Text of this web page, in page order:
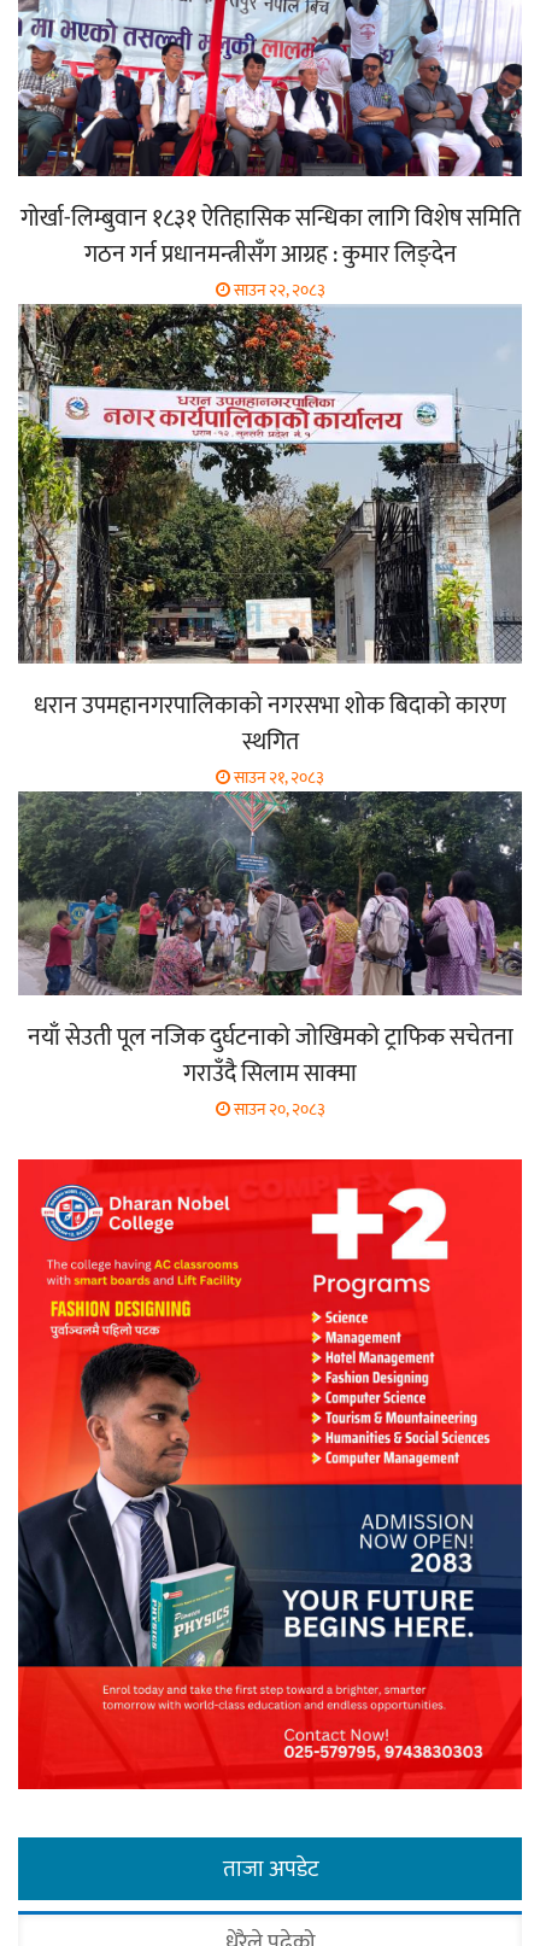
गोर्खा-लिम्बुवान १८३१ ऐतिहासिक सन्धिका लागि विशेष समिति
गठन गर्न प्रधानमन्त्रीसँग आग्रह : कुमार लिङ्देन
साउन २२, २०८३
धरान उपमहानगरपालिकाको नगरसभा शोक बिदाको कारण
स्थगित
साउन २१, २०८३
नयाँ सेउती पूल नजिक दुर्घटनाको जोखिमको ट्राफिक सचेतना
गराउँदै सिलाम साक्मा
साउन २०, २०८३
ताजा अपडेट